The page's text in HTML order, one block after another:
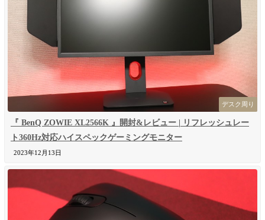
デスク周り
『 BenQ ZOWIE XL2566K 』開封&レビュー | リフレッシュレー
ト360Hz対応ハイスペックゲーミングモニター
2023年12月13日